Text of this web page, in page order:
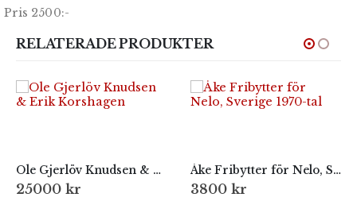
Pris 2500:-
RELATERADE PRODUKTER
Ole Gjerlöv Knudsen & Erik Korshagen
25000 kr
Åke Fribytter för Nelo, Sverige 1970-tal
3800 kr